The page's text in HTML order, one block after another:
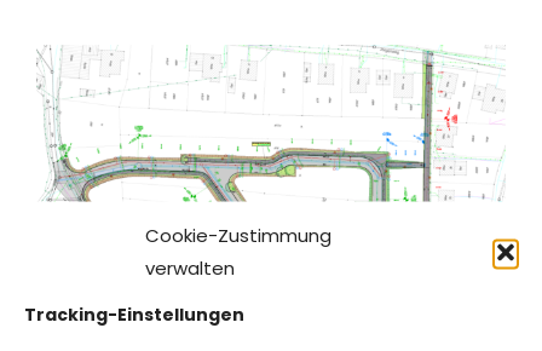
Cookie-Zustimmung
verwalten
Tracking-Einstellungen